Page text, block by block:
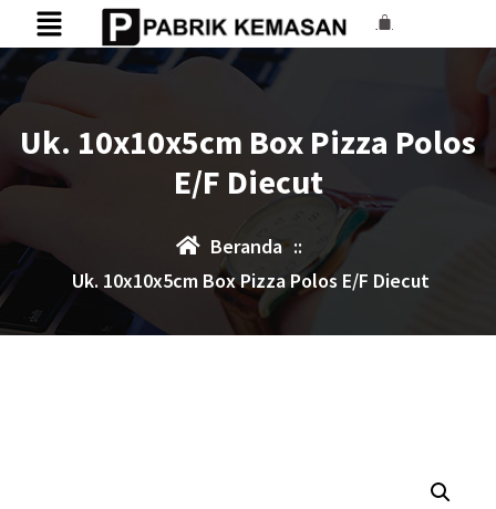
Uk. 10x10x5cm Box Pizza Polos
E/F Diecut
Beranda ::
Uk. 10x10x5cm Box Pizza Polos E/F Diecut